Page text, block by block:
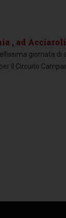
, ad
giornata
il Circuito